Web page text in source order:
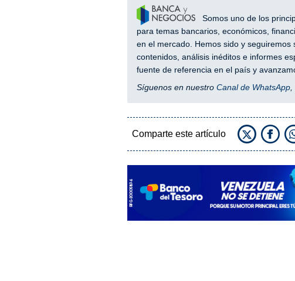
Somos uno de los
para temas bancarios, económicos,
en el mercado. Hemos sido y
contenidos, análisis inéditos e informes
fuente de referencia en el país y
Síguenos en nuestro Canal de WhatsApp,
Comparte este artículo